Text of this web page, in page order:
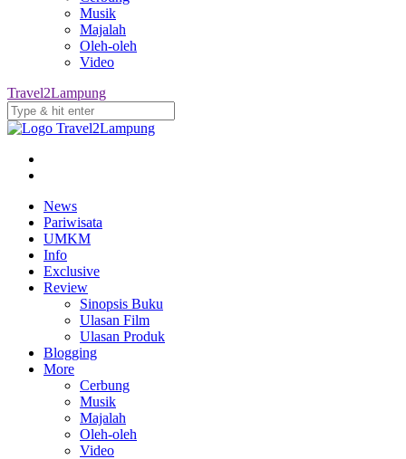
Musik
Majalah
Oleh-oleh
Video
Travel2Lampung
News
Pariwisata
UMKM
Info
Exclusive
Review
Sinopsis Buku
Ulasan Film
Ulasan Produk
Blogging
More
Cerbung
Musik
Majalah
Oleh-oleh
Video